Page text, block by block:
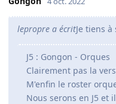
lepropre a écritJe tiens
J5 : Gongon - Orques
Clairement pas la
M'enfin le roster
Nous serons en J5 et